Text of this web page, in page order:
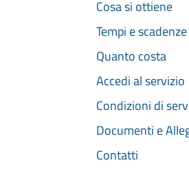
Cosa si ottiene
Tempi e scadenze
Quanto costa
Accedi al servizio
Condizioni di
Documenti e
Contatti